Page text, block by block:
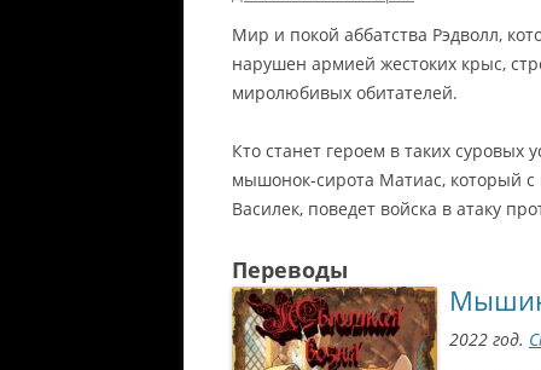
Мир и покой аббатства Рэдволл,
нарушен армией жестоких крыс,
миролюбивых обитателей.
Кто станет героем в таких суровых
мышонок-сирота Матиас, который
Василек, поведет войска в атаку
Переводы
2022 год.